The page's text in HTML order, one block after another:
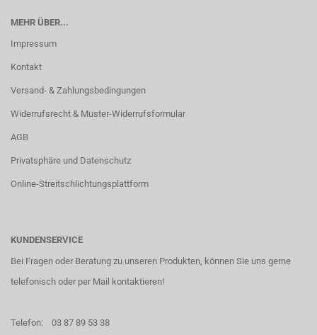
MEHR ÜBER...
Impressum
Kontakt
Versand- & Zahlungsbedingungen
Widerrufsrecht & Muster-Widerrufsformular
AGB
Privatsphäre und Datenschutz
Online-Streitschlichtungsplattform
KUNDENSERVICE
Bei Fragen oder Beratung zu unseren Produkten, können Sie uns gerne
telefonisch oder per Mail kontaktieren!
Telefon:
03 87 89 53 38